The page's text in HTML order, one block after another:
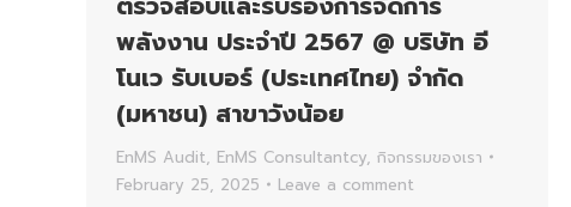
พลังงาน ประจำปี 2567 @ บริษัท อี
โนเว รับเบอร์ (ประเทศไทย) จำกัด
(มหาชน) สาขาวังน้อย
EnMS Audit, EnMS Consultantcy, กิจกรรมของเรา
February 25, 2025
Leave a comment